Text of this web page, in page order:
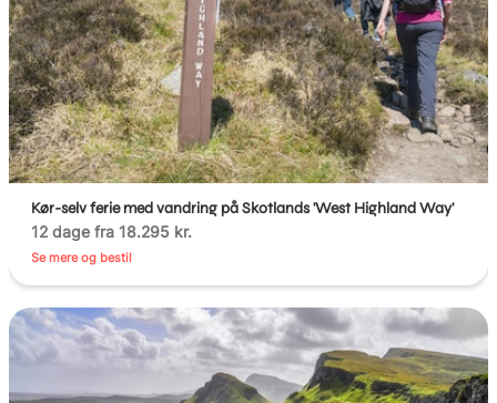
Kør-selv ferie med vandring på Skotlands 'West Highland Way'
12 dage fra 18.295 kr.
Se mere og bestil